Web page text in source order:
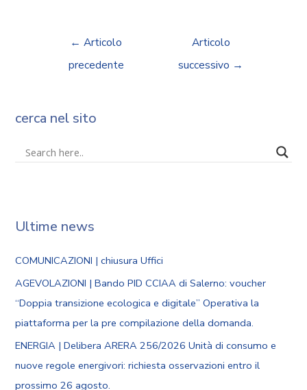
← Articolo
precedente
Articolo
successivo →
cerca nel sito
Ultime news
COMUNICAZIONI | chiusura Uffici
AGEVOLAZIONI | Bando PID CCIAA di Salerno: voucher
“Doppia transizione ecologica e digitale” Operativa la
piattaforma per la pre compilazione della domanda.
ENERGIA | Delibera ARERA 256/2026 Unità di consumo e
nuove regole energivori: richiesta osservazioni entro il
prossimo 26 agosto.